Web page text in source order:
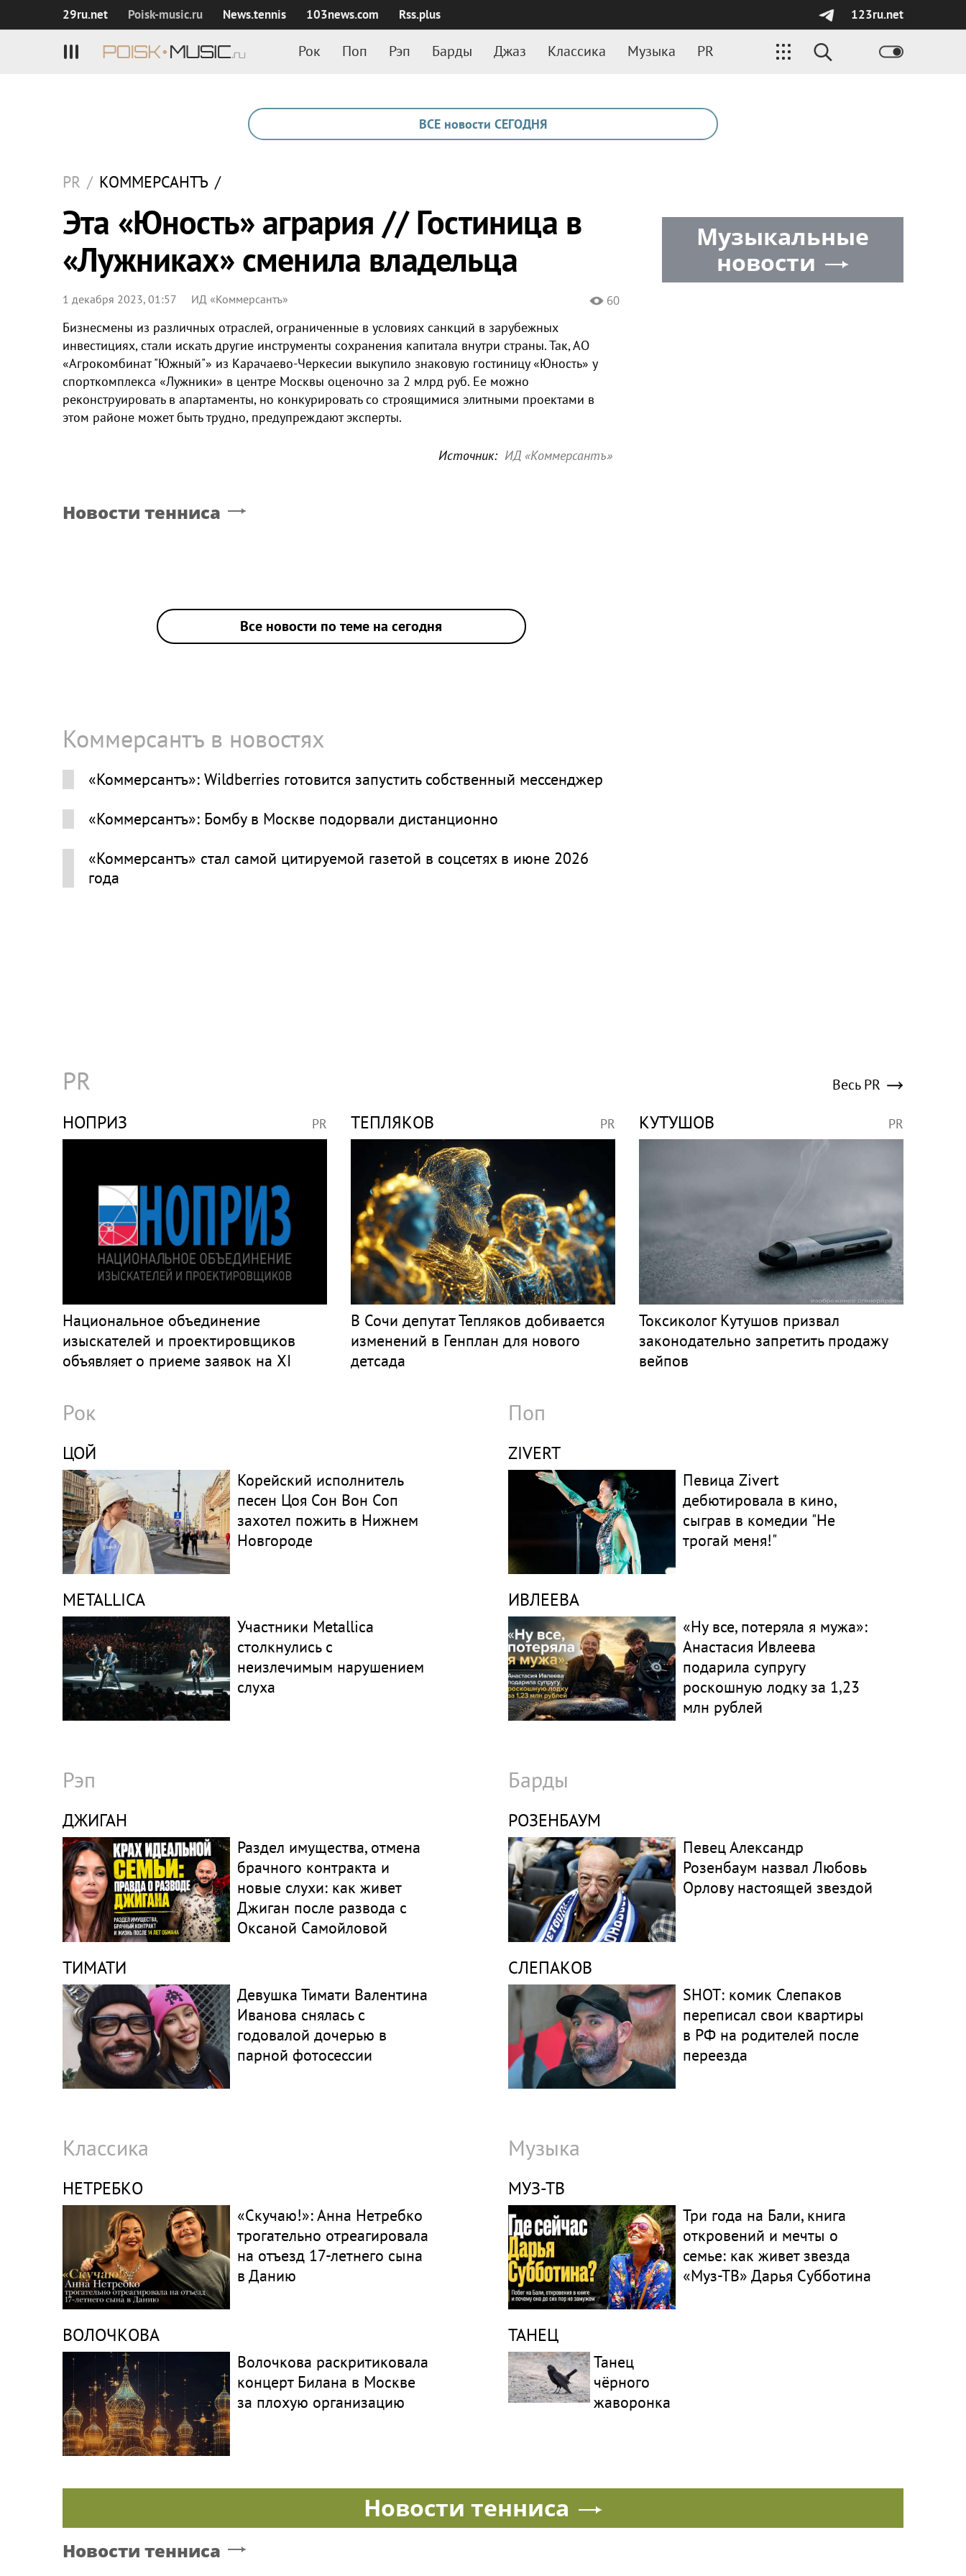
29ru.net Poisk‑music.ru News.tennis 103news.com Rss.plus 123ru.net
Рок Поп Рэп Барды Джаз Классика Музыка PR
ВСЕ новости СЕГОДНЯ
PR / КОММЕРСАНТЪ /
Эта «Юность» агрария // Гостиница в
«Лужниках» сменила владельца
1 декабря 2023, 01:57 ИД «Коммерсантъ» 60
Бизнесмены из различных отраслей, ограниченные в условиях санкций в зарубежных
инвестициях, стали искать другие инструменты сохранения капитала внутри страны. Так, АО
«Агрокомбинат "Южный"» из Карачаево-Черкесии выкупило знаковую гостиницу «Юность» у
спорткомплекса «Лужники» в центре Москвы оценочно за 2 млрд руб. Ее можно
реконструировать в апартаменты, но конкурировать со строящимися элитными проектами в
этом районе может быть трудно, предупреждают эксперты.
Источник: ИД «Коммерсантъ»
Новости тенниса
Все новости по теме на сегодня
Коммерсантъ в новостях
«Коммерсантъ»: Wildberries готовится запустить собственный мессенджер
«Коммерсантъ»: Бомбу в Москве подорвали дистанционно
«Коммерсантъ» стал самой цитируемой газетой в соцсетях в июне 2026
года
Музыкальные
новости
PR Весь PR
НОПРИЗ PR
Национальное объединение
изыскателей и проектировщиков
объявляет о приеме заявок на XI
конкурс НОПРИЗ на лучший проект
ТЕПЛЯКОВ PR
В Сочи депутат Тепляков добивается
изменений в Генплан для нового
детсада
КУТУШОВ PR
Токсиколог Кутушов призвал
законодательно запретить продажу
вейпов
Рок
ЦОЙ
Корейский исполнитель
песен Цоя Сон Вон Соп
захотел пожить в Нижнем
Новгороде
METALLICA
Участники Metallica
столкнулись с
неизлечимым нарушением
слуха
Поп
ZIVERT
Певица Zivert
дебютировала в кино,
сыграв в комедии "Не
трогай меня!"
ИВЛЕЕВА
«Ну все, потеряла я мужа»:
Анастасия Ивлеева
подарила супругу
роскошную лодку за 1,23
млн рублей
Рэп
ДЖИГАН
Раздел имущества, отмена
брачного контракта и
новые слухи: как живет
Джиган после развода с
Оксаной Самойловой
ТИМАТИ
Девушка Тимати Валентина
Иванова снялась с
годовалой дочерью в
парной фотосессии
Барды
РОЗЕНБАУМ
Певец Александр
Розенбаум назвал Любовь
Орлову настоящей звездой
СЛЕПАКОВ
SHOT: комик Слепаков
переписал свои квартиры
в РФ на родителей после
переезда
Классика
НЕТРЕБКО
«Скучаю!»: Анна Нетребко
трогательно отреагировала
на отъезд 17-летнего сына
в Данию
ВОЛОЧКОВА
Волочкова раскритиковала
концерт Билана в Москве
за плохую организацию
Музыка
МУЗ-ТВ
Три года на Бали, книга
откровений и мечты о
семье: как живет звезда
«Муз-ТВ» Дарья Субботина
ТАНЕЦ
Танец
чёрного
жаворонка
Новости тенниса
Новости тенниса